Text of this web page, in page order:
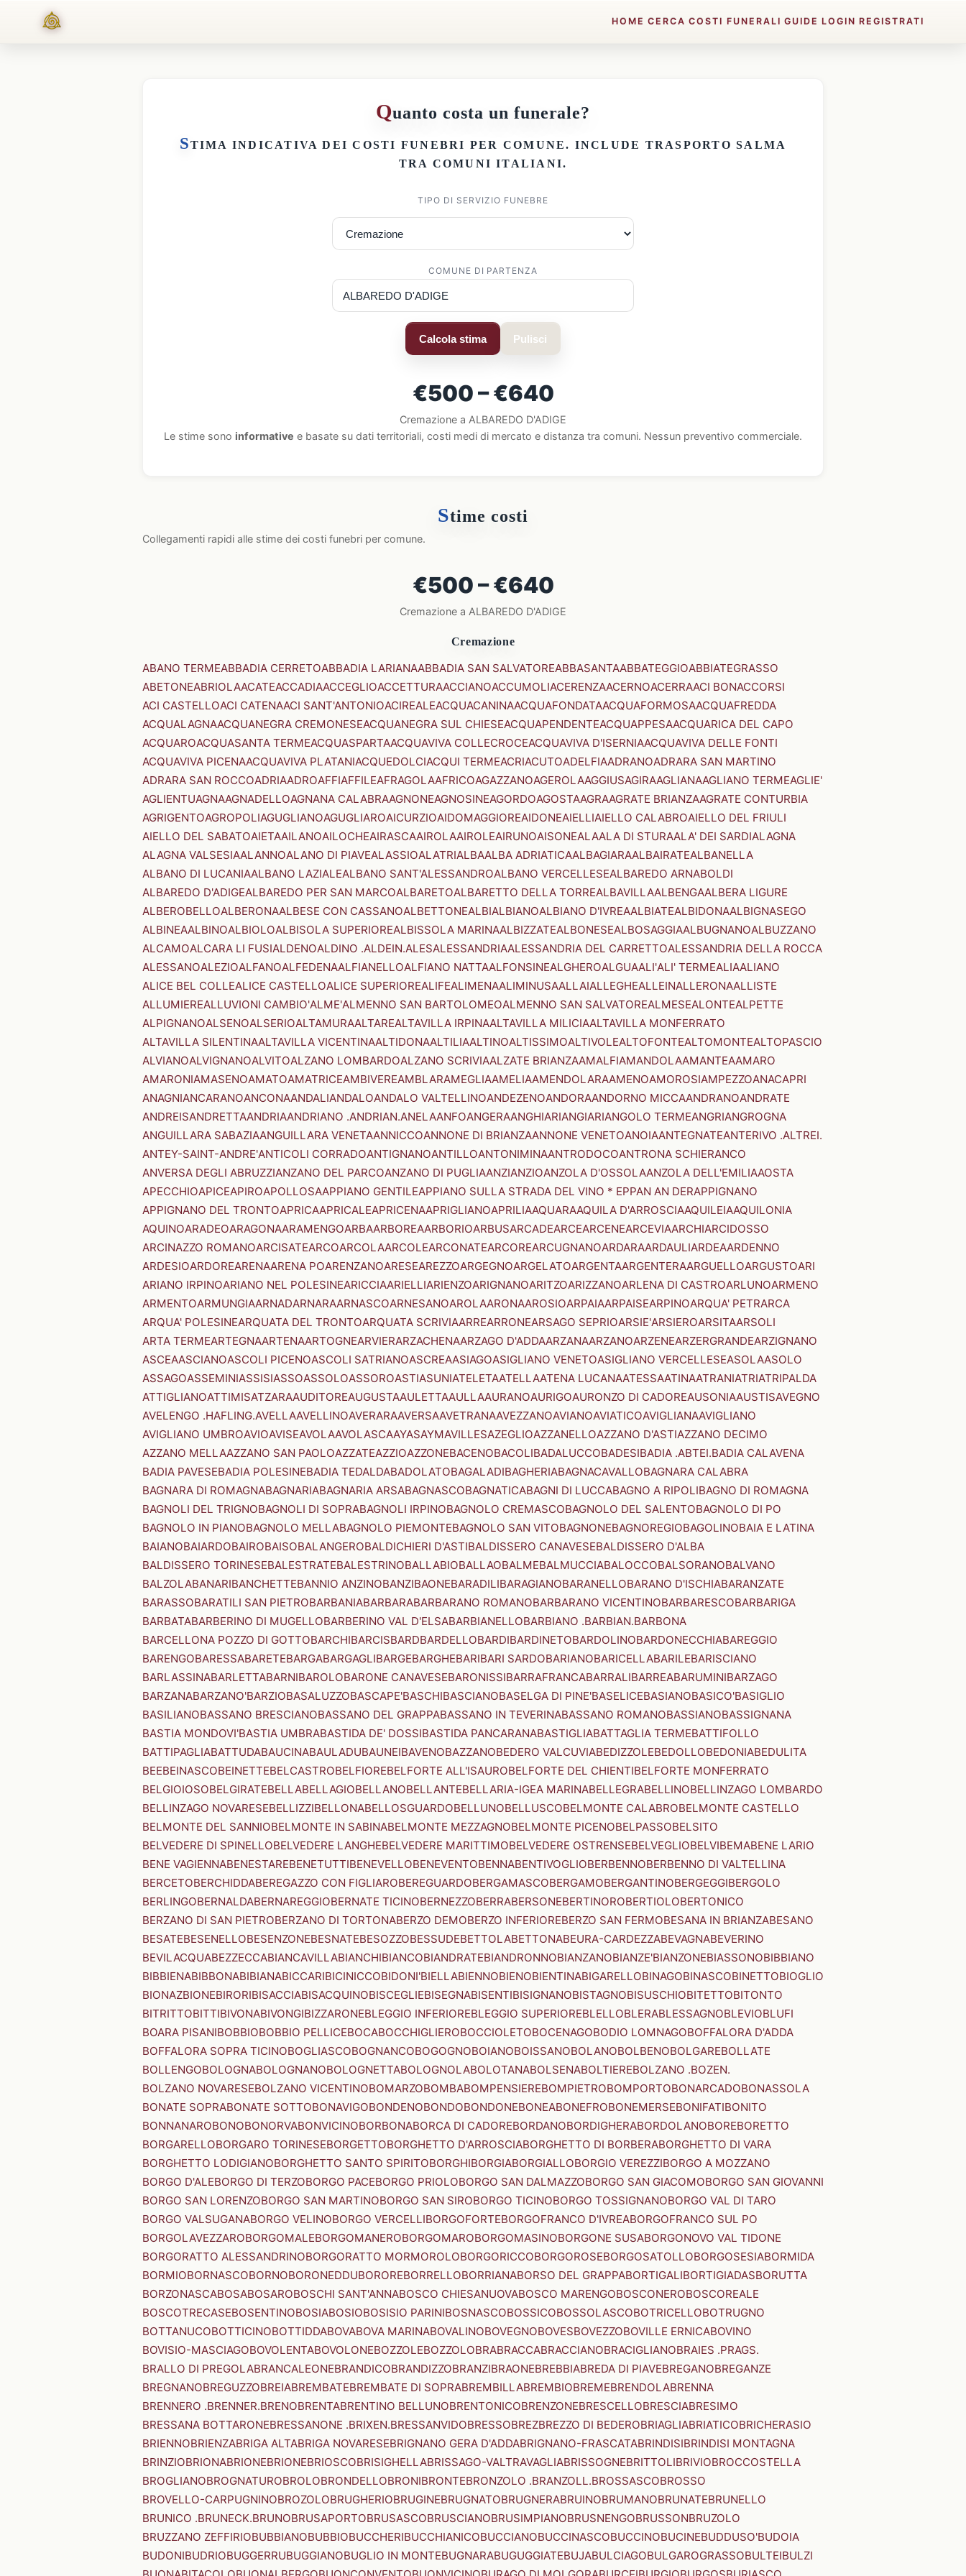
HOME CERCA COSTI FUNERALI GUIDE LOGIN REGISTRATI
Quanto costa un funerale?
STIMA INDICATIVA DEICOSTI FUNEBRI PER COMUNE. INCLUDE TRASPORTO SALMA
TRA COMUNI ITALIANI.
TIPO DI SERVIZIO FUNEBRE
COMUNE DI PARTENZA
Calcola stima Pulisci
€500 – €640
Cremazione a ALBAREDO D'ADIGE
Le stime sono informative e basate su dati territoriali, costi medi di mercato e distanza tra comuni. Nessun preventivo commerciale.
Stime costi
Collegamenti rapidi alle stime dei costi funebri per comune.
€500 – €640
Cremazione a ALBAREDO D'ADIGE
Cremazione
ABANO TERMEABBADIA CERRETOABBADIA LARIANAABBADIA SAN SALVATOREABBASANTAABBATEGGIOABBIATEGRASSO
ABETONEABRIOLAACATEACCADIAACCEGLIOACCETTURAACCIANOACCUMOLIACERENZAACERNOACERRAACI BONACCORSI
ACI CASTELLOACI CATENAACI SANT'ANTONIOACIREALEACQUACANINAACQUAFONDATAACQUAFORMOSAACQUAFREDDA
ACQUALAGNAACQUANEGRA CREMONESEACQUANEGRA SUL CHIESEACQUAPENDENTEACQUAPPESAACQUARICA DEL CAPO
ACQUAROACQUASANTA TERMEACQUASPARTAACQUAVIVA COLLECROCEACQUAVIVA D'ISERNIAACQUAVIVA DELLE FONTI
ACQUAVIVA PICENAACQUAVIVA PLATANIACQUEDOLCIACQUI TERMEACRIACUTOADELFIAADRANOADRARA SAN MARTINO
ADRARA SAN ROCCOADRIAADROAFFIAFFILEAFRAGOLAAFRICOAGAZZANOAGEROLAAGGIUSAGIRAAGLIANAAGLIANO TERMEAGLIE'
AGLIENTUAGNAAGNADELLOAGNANA CALABRAAGNONEAGNOSINEAGORDOAGOSTAAGRAAGRATE BRIANZAAGRATE CONTURBIA
AGRIGENTOAGROPOLIAGUGLIANOAGUGLIAROAICURZIOAIDOMAGGIOREAIDONEAIELLIAIELLO CALABROAIELLO DEL FRIULI
AIELLO DEL SABATOAIETAAILANOAILOCHEAIRASCAAIROLAAIROLEAIRUNOAISONEALAALA DI STURAALA' DEI SARDIALAGNA
ALAGNA VALSESIAALANNOALANO DI PIAVEALASSIOALATRIALBAALBA ADRIATICAALBAGIARAALBAIRATEALBANELLA
ALBANO DI LUCANIAALBANO LAZIALEALBANO SANT'ALESSANDROALBANO VERCELLESEALBAREDO ARNABOLDI
ALBAREDO D'ADIGEALBAREDO PER SAN MARCOALBARETOALBARETTO DELLA TORREALBAVILLAALBENGAALBERA LIGURE
ALBEROBELLOALBERONAALBESE CON CASSANOALBETTONEALBIALBIANOALBIANO D'IVREAALBIATEALBIDONAALBIGNASEGO
ALBINEAALBINOALBIOLOALBISOLA SUPERIOREALBISSOLA MARINAALBIZZATEALBONESEALBOSAGGIAALBUGNANOALBUZZANO
ALCAMOALCARA LI FUSIALDENOALDINO .ALDEIN.ALESALESSANDRIAALESSANDRIA DEL CARRETTOALESSANDRIA DELLA ROCCA
ALESSANOALEZIOALFANOALFEDENAALFIANELLOALFIANO NATTAALFONSINEALGHEROALGUAALI'ALI' TERMEALIAALIANO
ALICE BEL COLLEALICE CASTELLOALICE SUPERIOREALIFEALIMENAALIMINUSAALLAIALLEGHEALLEINALLERONAALLISTE
ALLUMIEREALLUVIONI CAMBIO'ALME'ALMENNO SAN BARTOLOMEOALMENNO SAN SALVATOREALMESEALONTEALPETTE
ALPIGNANOALSENOALSERIOALTAMURAALTAREALTAVILLA IRPINAALTAVILLA MILICIAALTAVILLA MONFERRATO
ALTAVILLA SILENTINAALTAVILLA VICENTINAALTIDONAALTILIAALTINOALTISSIMOALTIVOLEALTOFONTEALTOMONTEALTOPASCIO
ALVIANOALVIGNANOALVITOALZANO LOMBARDOALZANO SCRIVIAALZATE BRIANZAAMALFIAMANDOLAAMANTEAAMARO
AMARONIAMASENOAMATOAMATRICEAMBIVEREAMBLARAMEGLIAAMELIAAMENDOLARAAMENOAMOROSIAMPEZZOANACAPRI
ANAGNIANCARANOANCONAANDALIANDALOANDALO VALTELLINOANDEZENOANDORAANDORNO MICCAANDRANOANDRATE
ANDREISANDRETTAANDRIAANDRIANO .ANDRIAN.ANELAANFOANGERAANGHIARIANGIARIANGOLO TERMEANGRIANGROGNA
ANGUILLARA SABAZIAANGUILLARA VENETAANNICCOANNONE DI BRIANZAANNONE VENETOANOIAANTEGNATEANTERIVO .ALTREI.
ANTEY-SAINT-ANDRE'ANTICOLI CORRADOANTIGNANOANTILLOANTONIMINAANTRODOCOANTRONA SCHIERANCO
ANVERSA DEGLI ABRUZZIANZANO DEL PARCOANZANO DI PUGLIAANZIANZIOANZOLA D'OSSOLAANZOLA DELL'EMILIAAOSTA
APECCHIOAPICEAPIROAPOLLOSAAPPIANO GENTILEAPPIANO SULLA STRADA DEL VINO * EPPAN AN DERAPPIGNANO
APPIGNANO DEL TRONTOAPRICAAPRICALEAPRICENAAPRIGLIANOAPRILIAAQUARAAQUILA D'ARROSCIAAQUILEIAAQUILONIA
AQUINOARADEOARAGONAARAMENGOARBAARBOREAARBORIOARBUSARCADEARCEARCENEARCEVIAARCHIARCIDOSSO
ARCINAZZO ROMANOARCISATEARCOARCOLAARCOLEARCONATEARCOREARCUGNANOARDARAARDAULIARDEAARDENNO
ARDESIOARDOREARENAARENA POARENZANOARESEAREZZOARGEGNOARGELATOARGENTAARGENTERAARGUELLOARGUSTOARI
ARIANO IRPINOARIANO NEL POLESINEARICCIAARIELLIARIENZOARIGNANOARITZOARIZZANOARLENA DI CASTROARLUNOARMENO
ARMENTOARMUNGIAARNADARNARAARNASCOARNESANOAROLAARONAAROSIOARPAIAARPAISEARPINOARQUA' PETRARCA
ARQUA' POLESINEARQUATA DEL TRONTOARQUATA SCRIVIAARREARRONEARSAGO SEPRIOARSIE'ARSIEROARSITAARSOLI
ARTA TERMEARTEGNAARTENAARTOGNEARVIERARZACHENAARZAGO D'ADDAARZANAARZANOARZENEARZERGRANDEARZIGNANO
ASCEAASCIANOASCOLI PICENOASCOLI SATRIANOASCREAASIAGOASIGLIANO VENETOASIGLIANO VERCELLESEASOLAASOLO
ASSAGOASSEMINIASSISIASSOASSOLOASSOROASTIASUNIATELETAATELLAATENA LUCANAATESSAATINAATRANIATRIATRIPALDA
ATTIGLIANOATTIMISATZARAAUDITOREAUGUSTAAULETTAAULLAAURANOAURIGOAURONZO DI CADOREAUSONIAAUSTISAVEGNO
AVELENGO .HAFLING.AVELLAAVELLINOAVERARAAVERSAAVETRANAAVEZZANOAVIANOAVIATICOAVIGLIANAAVIGLIANO
AVIGLIANO UMBROAVIOAVISEAVOLAAVOLASCAAYASAYMAVILLESAZEGLIOAZZANELLOAZZANO D'ASTIAZZANO DECIMO
AZZANO MELLAAZZANO SAN PAOLOAZZATEAZZIOAZZONEBACENOBACOLIBADALUCCOBADESIBADIA .ABTEI.BADIA CALAVENA
BADIA PAVESEBADIA POLESINEBADIA TEDALDABADOLATOBAGALADIBAGHERIABAGNACAVALLOBAGNARA CALABRA
BAGNARA DI ROMAGNABAGNARIABAGNARIA ARSABAGNASCOBAGNATICABAGNI DI LUCCABAGNO A RIPOLIBAGNO DI ROMAGNA
BAGNOLI DEL TRIGNOBAGNOLI DI SOPRABAGNOLI IRPINOBAGNOLO CREMASCOBAGNOLO DEL SALENTOBAGNOLO DI PO
BAGNOLO IN PIANOBAGNOLO MELLABAGNOLO PIEMONTEBAGNOLO SAN VITOBAGNONEBAGNOREGIOBAGOLINOBAIA E LATINA
BAIANOBAIARDOBAIROBAISOBALANGEROBALDICHIERI D'ASTIBALDISSERO CANAVESEBALDISSERO D'ALBA
BALDISSERO TORINESEBALESTRATEBALESTRINOBALLABIOBALLAOBALMEBALMUCCIABALOCCOBALSORANOBALVANO
BALZOLABANARIBANCHETTEBANNIO ANZINOBANZIBAONEBARADILIBARAGIANOBARANELLOBARANO D'ISCHIABARANZATE
BARASSOBARATILI SAN PIETROBARBANIABARBARABARBARANO ROMANOBARBARANO VICENTINOBARBARESCOBARBARIGA
BARBATABARBERINO DI MUGELLOBARBERINO VAL D'ELSABARBIANELLOBARBIANO .BARBIAN.BARBONA
BARCELLONA POZZO DI GOTTOBARCHIBARCISBARDBARDELLOBARDIBARDINETOBARDOLINOBARDONECCHIABAREGGIO
BARENGOBARESSABARETEBARGABARGAGLIBARGEBARGHEBARIBARI SARDOBARIANOBARICELLABARILEBARISCIANO
BARLASSINABARLETTABARNIBAROLOBARONE CANAVESEBARONISSIBARRAFRANCABARRALIBARREABARUMINIBARZAGO
BARZANABARZANO'BARZIOBASALUZZOBASCAPE'BASCHIBASCIANOBASELGA DI PINE'BASELICEBASIANOBASICO'BASIGLIO
BASILIANOBASSANO BRESCIANOBASSANO DEL GRAPPABASSANO IN TEVERINABASSANO ROMANOBASSIANOBASSIGNANA
BASTIA MONDOVI'BASTIA UMBRABASTIDA DE' DOSSIBASTIDA PANCARANABASTIGLIABATTAGLIA TERMEBATTIFOLLO
BATTIPAGLIABATTUDABAUCINABAULADUBAUNEIBAVENOBAZZANOBEDERO VALCUVIABEDIZZOLEBEDOLLOBEDONIABEDULITA
BEEBEINASCOBEINETTEBELCASTROBELFIOREBELFORTE ALL'ISAUROBELFORTE DEL CHIENTIBELFORTE MONFERRATO
BELGIOIOSOBELGIRATEBELLABELLAGIOBELLANOBELLANTEBELLARIA-IGEA MARINABELLEGRABELLINOBELLINZAGO LOMBARDO
BELLINZAGO NOVARESEBELLIZZIBELLONABELLOSGUARDOBELLUNOBELLUSCOBELMONTE CALABROBELMONTE CASTELLO
BELMONTE DEL SANNIOBELMONTE IN SABINABELMONTE MEZZAGNOBELMONTE PICENOBELPASSOBELSITO
BELVEDERE DI SPINELLOBELVEDERE LANGHEBELVEDERE MARITTIMOBELVEDERE OSTRENSEBELVEGLIOBELVIBEMABENE LARIO
BENE VAGIENNABENESTAREBENETUTTIBENEVELLOBENEVENTOBENNABENTIVOGLIOBERBENNOBERBENNO DI VALTELLINA
BERCETOBERCHIDDABEREGAZZO CON FIGLIAROBEREGUARDOBERGAMASCOBERGAMOBERGANTINOBERGEGGIBERGOLO
BERLINGOBERNALDABERNAREGGIOBERNATE TICINOBERNEZZOBERRABERSONEBERTINOROBERTIOLOBERTONICO
BERZANO DI SAN PIETROBERZANO DI TORTONABERZO DEMOBERZO INFERIOREBERZO SAN FERMOBESANA IN BRIANZABESANO
BESATEBESENELLOBESENZONEBESNATEBESOZZOBESSUDEBETTOLABETTONABEURA-CARDEZZABEVAGNABEVERINO
BEVILACQUABEZZECCABIANCAVILLABIANCHIBIANCOBIANDRATEBIANDRONNOBIANZANOBIANZE'BIANZONEBIASSONOBIBBIANO
BIBBIENABIBBONABIBIANABICCARIBICINICCOBIDONI'BIELLABIENNOBIENOBIENTINABIGARELLOBINAGOBINASCOBINETTOBIOGLIO
BIONAZBIONEBIRORIBISACCIABISACQUINOBISCEGLIEBISEGNABISENTIBISIGNANOBISTAGNOBISUSCHIOBITETTOBITONTO
BITRITTOBITTIBIVONABIVONGIBIZZARONEBLEGGIO INFERIOREBLEGGIO SUPERIOREBLELLOBLERABLESSAGNOBLEVIOBLUFI
BOARA PISANIBOBBIOBOBBIO PELLICEBOCABOCCHIGLIEROBOCCIOLETOBOCENAGOBODIO LOMNAGOBOFFALORA D'ADDA
BOFFALORA SOPRA TICINOBOGLIASCOBOGNANCOBOGOGNOBOIANOBOISSANOBOLANOBOLBENOBOLGAREBOLLATE
BOLLENGOBOLOGNABOLOGNANOBOLOGNETTABOLOGNOLABOLOTANABOLSENABOLTIEREBOLZANO .BOZEN.
BOLZANO NOVARESEBOLZANO VICENTINOBOMARZOBOMBABOMPENSIEREBOMPIETROBOMPORTOBONARCADOBONASSOLA
BONATE SOPRABONATE SOTTOBONAVIGOBONDENOBONDOBONDONEBONEABONEFROBONEMERSEBONIFATIBONITO
BONNANAROBONOBONORVABONVICINOBORBONABORCA DI CADOREBORDANOBORDIGHERABORDOLANOBOREBORETTO
BORGARELLOBORGARO TORINESEBORGETTOBORGHETTO D'ARROSCIABORGHETTO DI BORBERABORGHETTO DI VARA
BORGHETTO LODIGIANOBORGHETTO SANTO SPIRITOBORGHIBORGIABORGIALLOBORGIO VEREZZIBORGO A MOZZANO
BORGO D'ALEBORGO DI TERZOBORGO PACEBORGO PRIOLOBORGO SAN DALMAZZOBORGO SAN GIACOMOBORGO SAN GIOVANNI
BORGO SAN LORENZOBORGO SAN MARTINOBORGO SAN SIROBORGO TICINOBORGO TOSSIGNANOBORGO VAL DI TARO
BORGO VALSUGANABORGO VELINOBORGO VERCELLIBORGOFORTEBORGOFRANCO D'IVREABORGOFRANCO SUL PO
BORGOLAVEZZAROBORGOMALEBORGOMANEROBORGOMAROBORGOMASINOBORGONE SUSABORGONOVO VAL TIDONE
BORGORATTO ALESSANDRINOBORGORATTO MORMOROLOBORGORICCOBORGOROSEBORGOSATOLLOBORGOSESIABORMIDA
BORMIOBORNASCOBORNOBORONEDDUBOROREBORRELLOBORRIANABORSO DEL GRAPPABORTIGALIBORTIGIADASBORUTTA
BORZONASCABOSABOSAROBOSCHI SANT'ANNABOSCO CHIESANUOVABOSCO MARENGOBOSCONEROBOSCOREALE
BOSCOTRECASEBOSENTINOBOSIABOSIOBOSISIO PARINIBOSNASCOBOSSICOBOSSOLASCOBOTRICELLOBOTRUGNO
BOTTANUCOBOTTICINOBOTTIDDABOVABOVA MARINABOVALINOBOVEGNOBOVESBOVEZZOBOVILLE ERNICABOVINO
BOVISIO-MASCIAGOBOVOLENTABOVOLONEBOZZOLEBOZZOLOBRABRACCABRACCIANOBRACIGLIANOBRAIES .PRAGS.
BRALLO DI PREGOLABRANCALEONEBRANDICOBRANDIZZOBRANZIBRAONEBREBBIABREDA DI PIAVEBREGANOBREGANZE
BREGNANOBREGUZZOBREIABREMBATEBREMBATE DI SOPRABREMBILLABREMBIOBREMEBRENDOLABRENNA
BRENNERO .BRENNER.BRENOBRENTABRENTINO BELLUNOBRENTONICOBRENZONEBRESCELLOBRESCIABRESIMO
BRESSANA BOTTARONEBRESSANONE .BRIXEN.BRESSANVIDOBRESSOBREZBREZZO DI BEDEROBRIAGLIABRIATICOBRICHERASIO
BRIENNOBRIENZABRIGA ALTABRIGA NOVARESEBRIGNANO GERA D'ADDABRIGNANO-FRASCATABRINDISIBRINDISI MONTAGNA
BRINZIOBRIONABRIONEBRIONEBRIOSCOBRISIGHELLABRISSAGO-VALTRAVAGLIABRISSOGNEBRITTOLIBRIVIOBROCCOSTELLA
BROGLIANOBROGNATUROBROLOBRONDELLOBRONIBRONTEBRONZOLO .BRANZOLL.BROSSASCOBROSSO
BROVELLO-CARPUGNINOBROZOLOBRUGHERIOBRUGINEBRUGNATOBRUGNERABRUINOBRUMANOBRUNATEBRUNELLO
BRUNICO .BRUNECK.BRUNOBRUSAPORTOBRUSASCOBRUSCIANOBRUSIMPIANOBRUSNENGOBRUSSONBRUZOLO
BRUZZANO ZEFFIRIOBUBBIANOBUBBIOBUCCHERIBUCCHIANICOBUCCIANOBUCCINASCOBUCCINOBUCINEBUDDUSO'BUDOIA
BUDONIBUDRIOBUGGERRUBUGGIANOBUGLIO IN MONTEBUGNARABUGUGGIATEBUJABULCIAGOBULGAROGRASSOBULTEIBULZI